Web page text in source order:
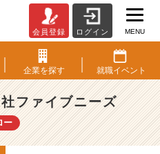
会員登録 ログイン MENU
企業を探す 就職イベント
ファイブニーズ
ー